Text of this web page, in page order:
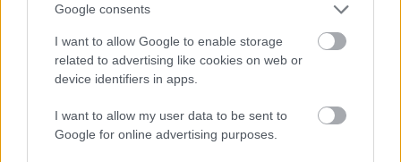
Google consents
I want to allow Google to enable storage
related to advertising like cookies on web or
device identifiers in apps.
I want to allow my user data to be sent to
Google for online advertising purposes.
AZ EMBERSÉG ÜNNEPE